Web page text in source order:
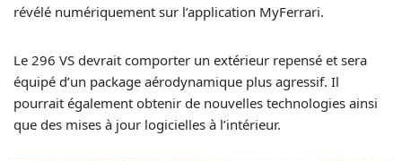
révélé numériquement sur l’application MyFerrari.
Le 296 VS devrait comporter un extérieur repensé et sera
équipé d’un package aérodynamique plus agressif. Il
pourrait également obtenir de nouvelles technologies ainsi
que des mises à jour logicielles à l’intérieur.